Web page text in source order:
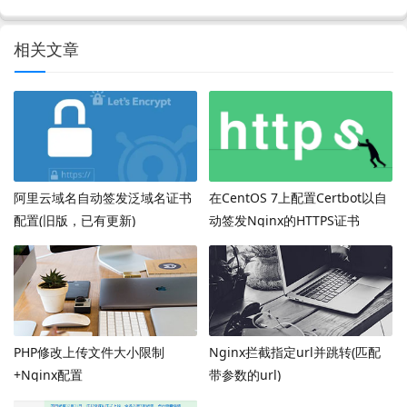
相关文章
阿里云域名自动签发泛域名证书
配置(旧版，已有更新)
在CentOS 7上配置Certbot以自
动签发Nginx的HTTPS证书
PHP修改上传文件大小限制
+Nginx配置
Nginx拦截指定url并跳转(匹配
带参数的url)